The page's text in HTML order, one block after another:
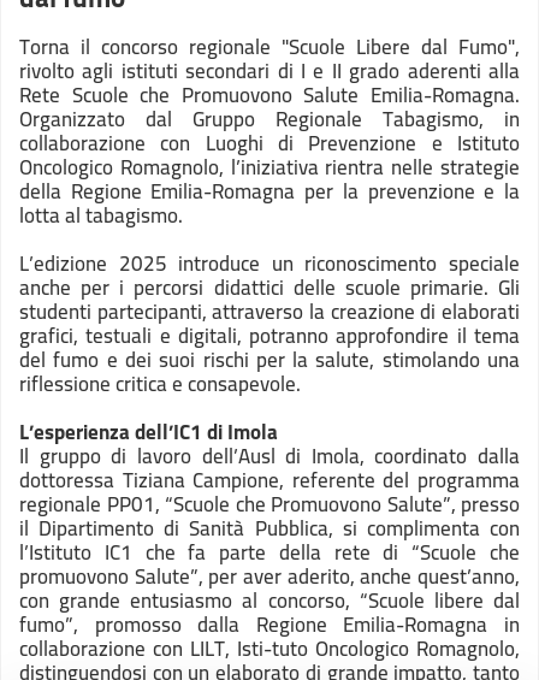
Torna il concorso regionale "Scuole Libere dal Fumo",
rivolto agli istituti secondari di I e II grado aderenti alla
Rete Scuole che Promuovono Salute Emilia-Romagna.
Organizzato dal Gruppo Regionale Tabagismo, in
collaborazione con Luoghi di Prevenzione e Istituto
Oncologico Romagnolo, l’iniziativa rientra nelle strategie
della Regione Emilia-Romagna per la prevenzione e la
lotta al tabagismo.
L’edizione 2025 introduce un riconoscimento speciale
anche per i percorsi didattici delle scuole primarie. Gli
studenti partecipanti, attraverso la creazione di elaborati
grafici, testuali e digitali, potranno approfondire il tema
del fumo e dei suoi rischi per la salute, stimolando una
riflessione critica e consapevole.
L’esperienza dell’IC1 di Imola
Il gruppo di lavoro dell’Ausl di Imola, coordinato dalla
dottoressa Tiziana Campione, referente del programma
regionale PP01, “Scuole che Promuovono Salute”, presso
il Dipartimento di Sanità Pubblica, si complimenta con
l’Istituto IC1 che fa parte della rete di “Scuole che
promuovono Salute”, per aver aderito, anche quest’anno,
con grande entusiasmo al concorso, “Scuole libere dal
fumo”, promosso dalla Regione Emilia-Romagna in
collaborazione con LILT, Isti-tuto Oncologico Romagnolo,